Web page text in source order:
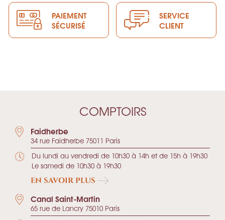
PAIEMENT
SÉCURISÉ
SERVICE
CLIENT
COMPTOIRS
Faidherbe
34 rue Faidherbe 75011 Paris
Du lundi au vendredi de 10h30 à 14h et de 15h à 19h30
Le samedi de 10h30 à 19h30
EN SAVOIR PLUS
Canal Saint-Martin
65 rue de Lancry 75010 Paris